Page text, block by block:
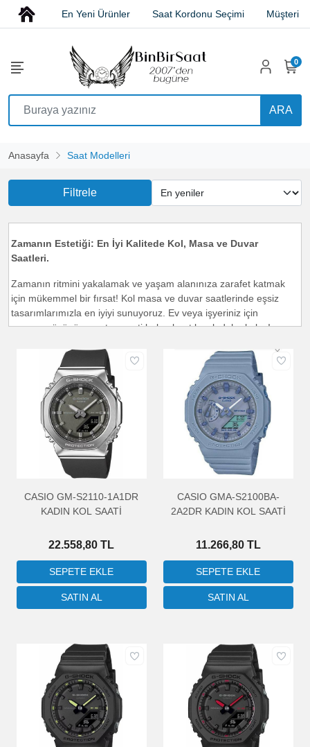
En Yeni Ürünler Saat Kordonu Seçimi Müşteri
ARA
0
Anasayfa Saat Modelleri
Filtrele
Zamanın Estetiği: En İyi Kalitede Kol, Masa ve Duvar
Saatleri.
Zamanın ritmini yakalamak ve yaşam alanınıza zarafet katmak
için mükemmel bir fırsat! Kol masa ve duvar saatlerinde eşsiz
tasarımlarımızla en iyiyi sunuyoruz. Ev veya işyeriniz için
zamanın özünü yansıtan saati bulmak artık çok daha kolay!
Tasarım ve Fonksiyonun Mükemmel Buluşması
Her anınıza uygun bir saat bulmak zor olabilir, ancak bizim geniş
ürün yelpazemizde kesinlikle istediğiniz tarzı ve işlevi
bulacaksınız. Modern minimalistten klasik şıklığa, retro tarzdan
çağdaş tasarımlara kadar, her zevke hitap eden saatlerimiz
mevcuttur. Ayrıca, duvar ve masa saatleri arasında seçim
yapabilir, yaşam alanınıza en uygun olanı seçebilirsiniz.
Kalite ve Güvenilirlikte Sınır Tanımıyoruz
Müşteri memnuniyeti ve kalite bizim önceliğimizdir. Saatlerimiz,
en yüksek kalite standartlarını karşılayan malzemelerden
mekanizmalarıyla, yıllarca sorunsuz çalışacaklarından emin
olabilirsiniz. Üstelik, her bir ürünümüz, estetik değeri kadar
dayanıklılığıyla da öne çıkar.
Zamanı Yakalamanın Tam Zamanı
saati bulun. İster evinizi süslemek isteyin, ister işyerinizi
canlandırmak için, sahip olabileceğiniz en iyi kalitedeki kol masa
ve duvar saatlerimizle tarzınızı yansıtın. Hemen göz atın ve
zamana karşı bu benzersiz yolculuğa katılın!
Zamanı yakalamanın en iyi yolu bizimle başlar. Şimdi keşfedin ve
tarzınızı zamanla buluşturun!
CASIO GM-S2110-1A1DR
KADIN KOL SAATİ
22.558,80 TL
CASIO GMA-S2100BA-
2A2DR KADIN KOL SAATİ
11.266,80 TL